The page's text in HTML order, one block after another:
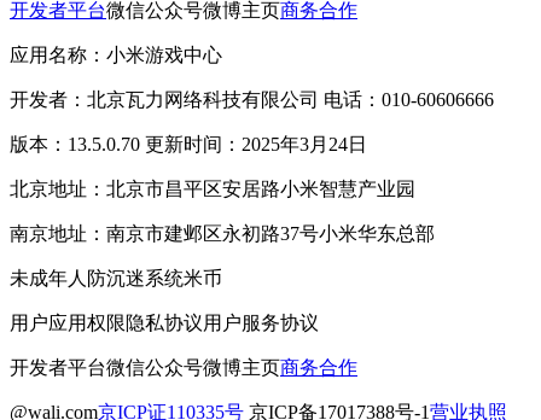
开发者平台微信公众号微博主页商务合作
应用名称：小米游戏中心
开发者：北京瓦力网络科技有限公司 电话：010-60606666
版本：13.5.0.70 更新时间：2025年3月24日
北京地址：北京市昌平区安居路小米智慧产业园
南京地址：南京市建邺区永初路37号小米华东总部
未成年人防沉迷系统米币
用户应用权限隐私协议用户服务协议
开发者平台微信公众号微博主页商务合作
@wali.com京ICP证110335号 京ICP备17017388号-1营业执照